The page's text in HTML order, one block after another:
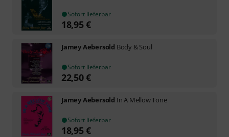
Sofort lieferbar
18,95€
Jamey Aebersold Body & Soul
Sofort lieferbar
22,50€
Jamey Aebersold In A Mellow Tone
Sofort lieferbar
18,95€